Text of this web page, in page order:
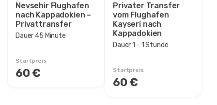
Tourdauer
45 Minute
1 - 1 Stunde
1 - 2 Stunde
Nevsehir Flughafen
nach Kappadokien –
Privattransfer
Dauer 45 Minute
Startpreis
60 €
Privater Transfer
vom Flughafen
Kayseri nach
Kappadokien
Dauer 1 - 1 Stunde
Startpreis
60 €